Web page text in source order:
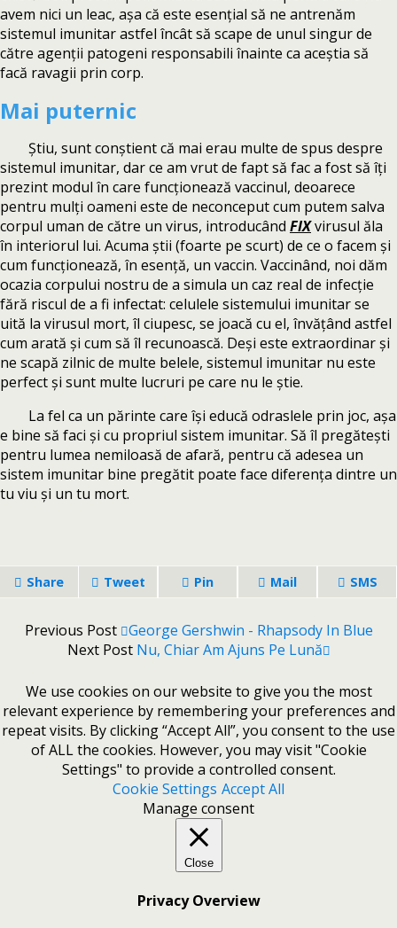
avem nici un leac, așa că este esențial să ne antrenăm
sistemul imunitar astfel încât să scape de unul singur de
către agenții patogeni responsabili înainte ca aceștia să
facă ravagii prin corp.
Mai puternic
Știu, sunt conștient că mai erau multe de spus despre
sistemul imunitar, dar ce am vrut de fapt să fac a fost să îți
prezint modul în care funcționează vaccinul, deoarece
pentru mulți oameni este de neconceput cum putem salva
corpul uman de către un virus, introducând FIXvirusul ăla
în interiorul lui. Acuma știi (foarte pe scurt) de ce o facem și
cum funcționează, în esență, un vaccin. Vaccinând, noi dăm
ocazia corpului nostru de a simula un caz real de infecție
fără riscul de a fi infectat: celulele sistemului imunitar se
uită la virusul mort, îl ciupesc, se joacă cu el, învățând astfel
cum arată și cum să îl recunoască. Deși este extraordinar și
ne scapă zilnic de multe belele, sistemul imunitar nu este
perfect și sunt multe lucruri pe care nu le știe.
La fel ca un părinte care își educă odraslele prin joc, așa
e bine să faci și cu propriul sistem imunitar. Să îl pregătești
pentru lumea nemiloasă de afară, pentru că adesea un
sistem imunitar bine pregătit poate face diferența dintre un
tu viu și un tu mort.
Share Tweet Pin Mail SMS
Previous Post George Gershwin - Rhapsody In Blue
Next Post Nu, Chiar Am Ajuns Pe Lună
We use cookies on our website to give you the most
relevant experience by remembering your preferences and
repeat visits. By clicking “Accept All”, you consent to the use
of ALL the cookies. However, you may visit "Cookie
Settings" to provide a controlled consent.
Cookie Settings Accept All
Manage consent
Close
Privacy Overview